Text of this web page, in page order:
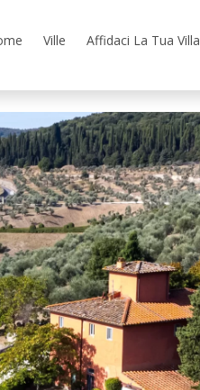
Ville Affidaci La Tua Villa